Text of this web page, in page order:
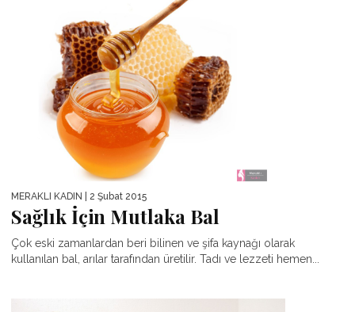
MERAKLI KADIN | 2 Şubat 2015
Sağlık İçin Mutlaka Bal
Çok eski zamanlardan beri bilinen ve şifa kaynağı olarak
kullanılan bal, arılar tarafından üretilir. Tadı ve lezzeti hemen...